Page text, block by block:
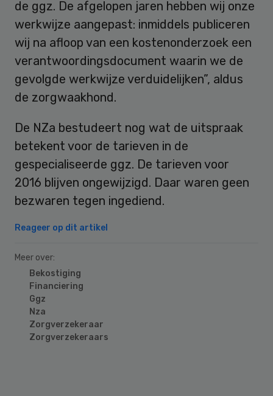
de ggz. De afgelopen jaren hebben wij onze
werkwijze aangepast: inmiddels publiceren
wij na afloop van een kostenonderzoek een
verantwoordingsdocument waarin we de
gevolgde werkwijze verduidelijken”, aldus
de zorgwaakhond.
De NZa bestudeert nog wat de uitspraak
betekent voor de tarieven in de
gespecialiseerde ggz. De tarieven voor
2016 blijven ongewijzigd. Daar waren geen
bezwaren tegen ingediend.
Reageer op dit artikel
Meer over:
Bekostiging
Financiering
Ggz
Nza
Zorgverzekeraar
Zorgverzekeraars